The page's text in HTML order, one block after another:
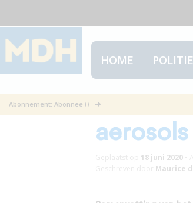
HOME
Abonnement: Abonnee ()
Game,
aerosols
18 juni 2020•
Maurice